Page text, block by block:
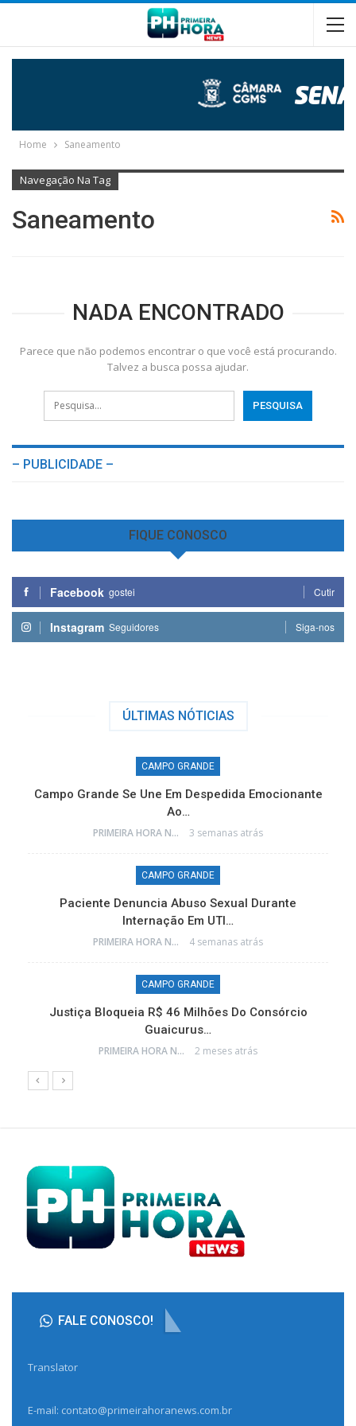
Home Saneamento
Navegação Na Tag
Saneamento
NADA ENCONTRADO
Parece que não podemos encontrar o que você está procurando.
Talvez a busca possa ajudar.
– PUBLICIDADE –
FIQUE CONOSCO
Facebook gostei Cutir
Instagram Seguidores Siga-nos
ÚLTIMAS NÓTICIAS
CAMPO GRANDE
Campo Grande Se Une Em Despedida Emocionante
Ao…
PRIMEIRA HORA NEWS 3 semanas atrás
CAMPO GRANDE
Paciente Denuncia Abuso Sexual Durante
Internação Em UTI…
PRIMEIRA HORA NEWS 4 semanas atrás
CAMPO GRANDE
Justiça Bloqueia R$ 46 Milhões Do Consórcio
Guaicurus…
PRIMEIRA HORA NEWS 2 meses atrás
FALE CONOSCO!
Translator
E-mail: contato@primeirahoranews.com.br